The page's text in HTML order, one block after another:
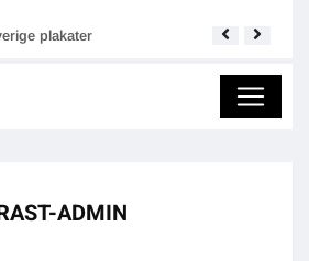
plakater
ADMIN